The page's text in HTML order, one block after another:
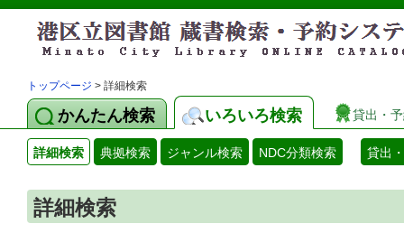
トップページ > 詳細検索
かんたん検索 いろいろ検索 貸出・
詳細検索 典拠検索 ジャンル検索 NDC分類検索 貸出
詳細検索